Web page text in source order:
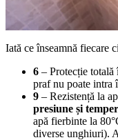
Iată ce înseamnă fiecare
6 – Protecție
praf nu poate intra
9 – Rezistență la
presiune și
apă fierbinte la
diverse unghiuri).